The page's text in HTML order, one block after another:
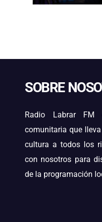
SOBRE
Radio Labrar FM
comunitaria que
cultura a todos los
con nosotros para
de la programación